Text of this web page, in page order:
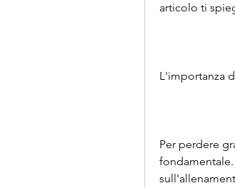
articolo ti
L'importanza
Per perdere